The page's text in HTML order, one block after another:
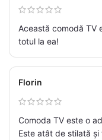
Această comodă TV
totul la ea!
Florin
Comoda TV este o
Este atât de stilată și